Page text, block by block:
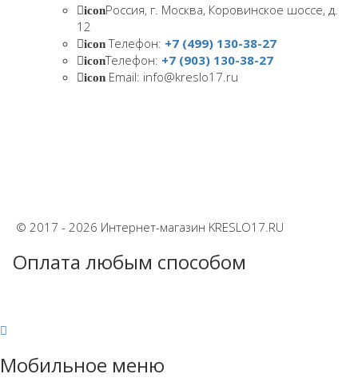
iconРоссия, г. Москва, Коровинское шоссе, д.
12
iconТелефон: +7 (499) 130-38-27
iconТелефон: +7 (903) 130-38-27
icon Email: info@kreslo17.ru
© 2017 - 2026 Интернет-магазин KRESLO17.RU
Оплата любым способом
Мобильное меню